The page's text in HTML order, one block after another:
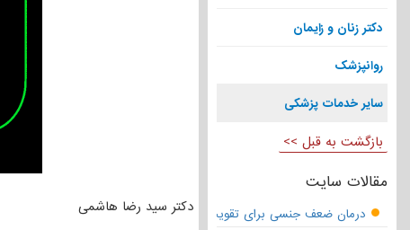
دکتر زنان و زایمان
روانپزشک
سایر خدمات پزشکی
بازگشت به قبل >>
مقالات سایت
درمان ضعف جنسی برای تقویت قوای مردانه | تقویت نعوظ و رفع زودانزالی
دکتر سید رضا هاشمی